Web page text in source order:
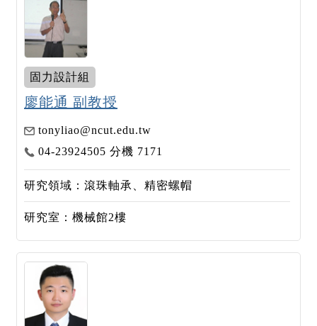
固力設計組
廖能通 副教授
tonyliao@ncut.edu.tw
04-23924505 分機 7171
研究領域：滾珠軸承、精密螺帽
研究室：機械館2樓